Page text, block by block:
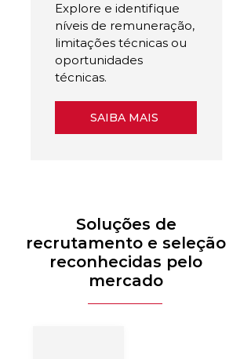
Explore e identifique
níveis de remuneração,
limitações técnicas ou
oportunidades
técnicas.
SAIBA MAIS
Soluções de
recrutamento e seleção
reconhecidas pelo
mercado